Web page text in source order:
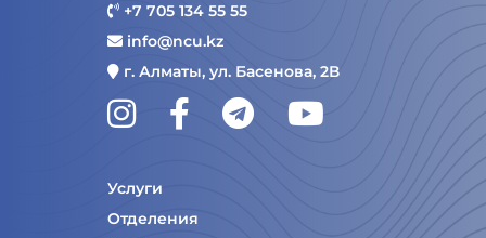
+7 705 134 55 55
info@ncu.kz
г. Алматы, ул. Басенова, 2В
Услуги
Отделения